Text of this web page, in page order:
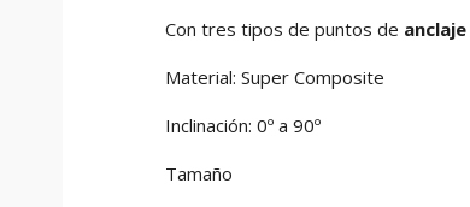
Con tres tipos de puntos de anclaje
Material: Super Composite
Inclinación: 0º a 90º
Tamaño